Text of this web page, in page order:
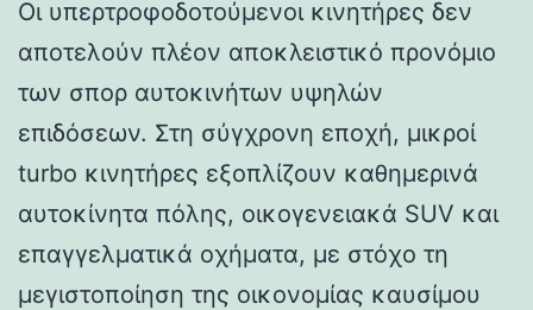
Οι υπερτροφοδοτούμενοι κινητήρες δεν
αποτελούν πλέον αποκλειστικό προνόμιο
των σπορ αυτοκινήτων υψηλών
επιδόσεων. Στη σύγχρονη εποχή, μικροί
turbo κινητήρες εξοπλίζουν καθημερινά
αυτοκίνητα πόλης, οικογενειακά SUV και
επαγγελματικά οχήματα, με στόχο τη
μεγιστοποίηση της οικονομίας καυσίμου